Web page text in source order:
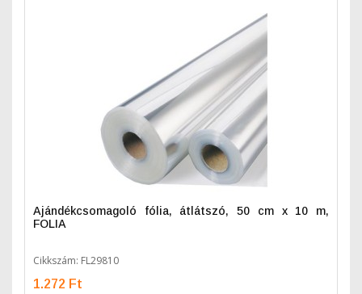
Ajándékcsomagoló fólia, átlátszó, 50 cm x 10 m,
FOLIA
Cikkszám: FL29810
1.272 Ft